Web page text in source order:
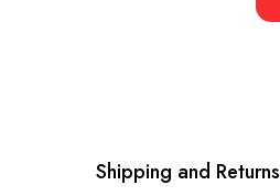
Shipping and Returns